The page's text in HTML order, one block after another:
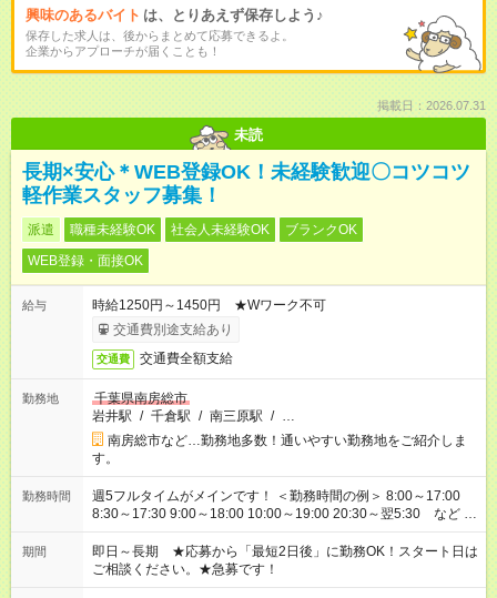
興味のあるバイト は、とりあえず保存しよう♪
保存した求人は、後からまとめて応募できるよ。
企業からアプローチが届くことも！
掲載日：2026.07.31
未読
長期×安心＊WEB登録OK！未経験歓迎〇コツコツ
軽作業スタッフ募集！
派遣 職種未経験OK 社会人未経験OK
ブランクOK
WEB登録・面接OK
給与
時給1250円～1450円 ★Wワーク不可
交通費別途支給あり
交通費 交通費全額支給
勤務地
千葉県南房総市
岩井駅 / 千倉駅 / 南三原駅 / …
南房総市など…勤務地多数！通いやすい勤務地をご紹介しま
す。
勤務時間
週5フルタイムがメインです！ ＜勤務時間の例＞ 8:00～17:00
8:30～17:30 9:00～18:00 10:00～19:00 20:30～翌5:30 など ★
その他にも勤務時間多数！ 日勤のみ、残業なし、交替制など
ご希望を教えてください！
期間
即日～長期 ★応募から「最短2日後」に勤務OK！スタート日は
ご相談ください。★急募です！